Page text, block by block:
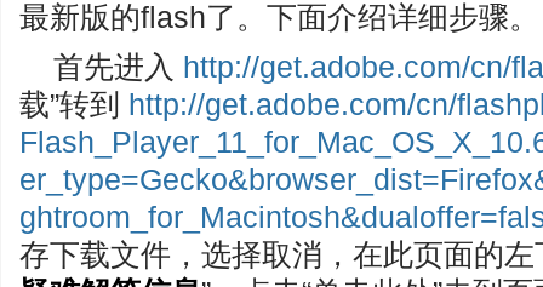
最新版的flash了。下面介绍详细步骤。
首先进入 http://get.adobe.com/cn/
载”转到 http://get.adobe.com/cn/
存下载文件，选择取消，在此页面的左